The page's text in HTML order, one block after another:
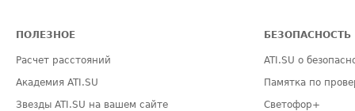
ПОЛЕЗНОЕ
Расчет расстояний
Академия ATI.SU
Звезды ATI.SU на вашем сайте
БЕЗОПАСНОСТЬ
ATI.SU о
Памятка по
Светофор+